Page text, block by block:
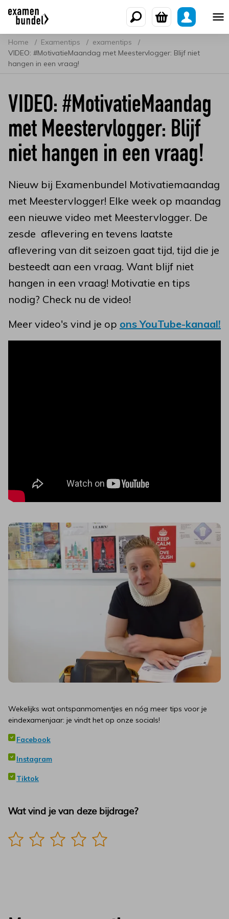
Home Examentips
examentips
VIDEO: #MotivatieMaandag​​​ met Meestervlogger: Blijf niet
hangen in een vraag!
VIDEO: #MotivatieMaandag​​​
met Meestervlogger: Blijf
niet hangen in een vraag!
Nieuw bij Examenbundel Motivatiemaandag
met Meestervlogger! Elke week op maandag
een nieuwe video met Meestervlogger. De
zesde aflevering en tevens laatste
aflevering van dit seizoen gaat tijd, tijd die je
besteedt aan een vraag. Want blijf niet
hangen in een vraag! Motivatie en tips
nodig? Check nu de video!
Meer video's vind je op ons YouTube-kanaal!
Wekelijks wat ontspanmomentjes en nóg meer tips voor je
eindexamenjaar: je vindt het op onze socials!
Facebook
Instagram
Tiktok